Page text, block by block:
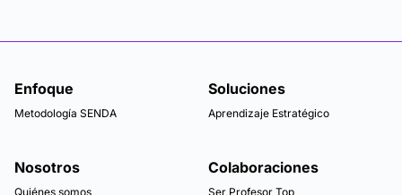
Enfoque
Metodología SENDA
Soluciones
Aprendizaje Estratégico
Nosotros
Quiénes somos
Colaboraciones
Ser Profesor Top